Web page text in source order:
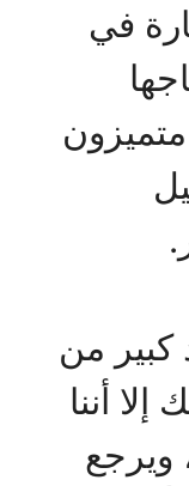
في
متميزون
كبير من
أننا
ويرجع